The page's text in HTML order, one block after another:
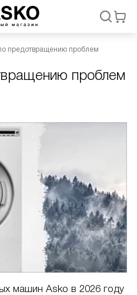
предотвращению проблем
проблем
машин Asko в 2026 году